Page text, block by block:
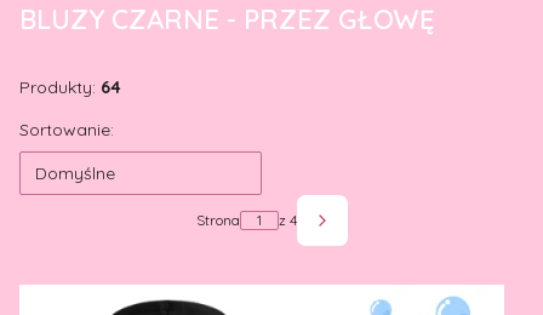
BLUZY CZARNE - PRZEZ GŁOWĘ
Produkty: 64
Lista produktów
Sortowanie:
Domyślne
Strona z 4 Następne produkty